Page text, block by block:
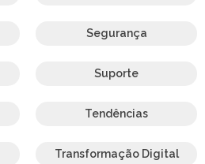
Segurança
Suporte
Tendências
Transformação Digital